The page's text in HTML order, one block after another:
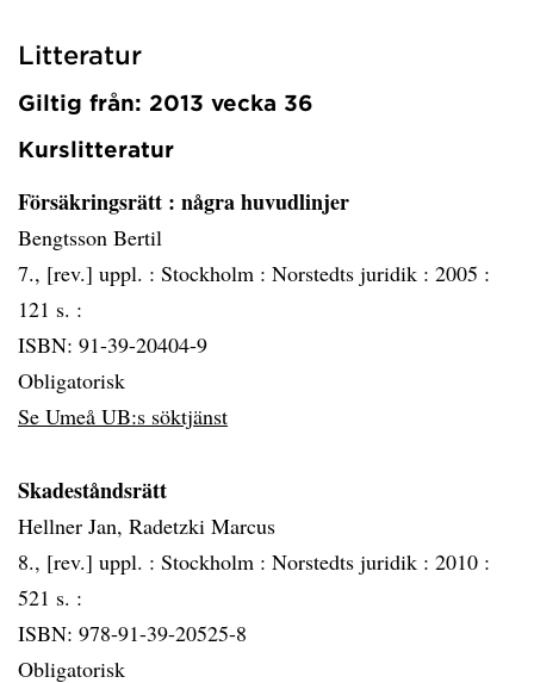
Litteratur
Giltig från: 2013 vecka 36
Kurslitteratur
Försäkringsrätt : några huvudlinjer
Bengtsson Bertil
7., [rev.] uppl. : Stockholm : Norstedts juridik : 2005 :
121 s. :
ISBN: 91-39-20404-9
Obligatorisk
Se Umeå UB:s söktjänst
Skadeståndsrätt
Hellner Jan, Radetzki Marcus
8., [rev.] uppl. : Stockholm : Norstedts juridik : 2010 :
521 s. :
ISBN: 978-91-39-20525-8
Obligatorisk